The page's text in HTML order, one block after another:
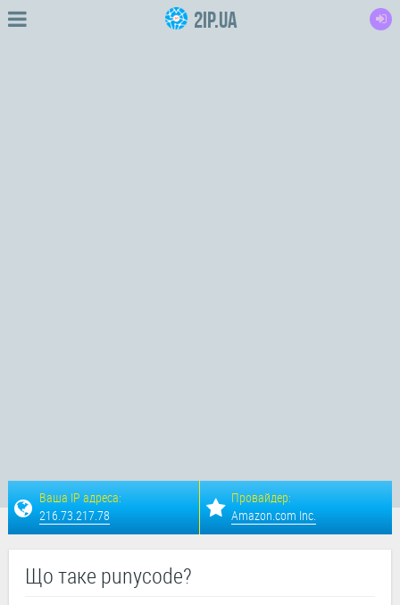
2IP.ua
Ваша IP адреса:
216.73.217.78
Провайдер:
Amazon.com Inc.
Що таке punycode?